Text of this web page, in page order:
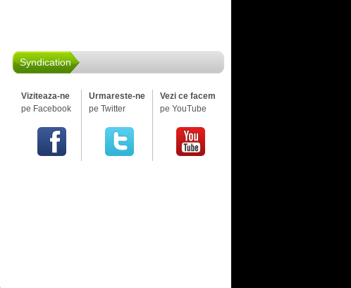
Syndication
Viziteaza-ne
pe Facebook
Urmareste-ne
pe Twitter
Vezi ce facem
pe YouTube